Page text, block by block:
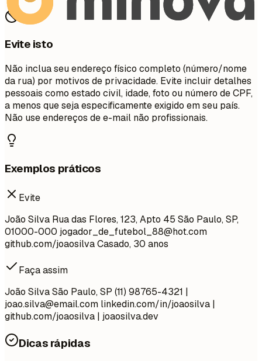
Evite isto
Não inclua seu endereço físico completo (número/nome
da rua) por motivos de privacidade. Evite incluir detalhes
pessoais como estado civil, idade, foto ou número de CPF,
a menos que seja especificamente exigido em seu país.
Não use endereços de e-mail não profissionais.
Exemplos práticos
Evite
João Silva Rua das Flores, 123, Apto 45 São Paulo, SP,
01000-000 jogador_de_futebol_88@hot.com
github.com/joaosilva Casado, 30 anos
Faça assim
João Silva São Paulo, SP (11) 98765-4321 |
joao.silva@email.com linkedin.com/in/joaosilva |
github.com/joaosilva | joaosilva.dev
Dicas rápidas